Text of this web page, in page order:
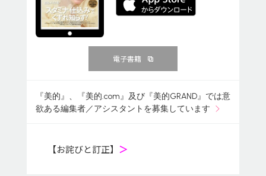
電子書籍
『美的』、『美的.com』及び『美的GRAND』では意
欲ある編集者／アシスタントを募集しています
【お詫びと訂正】 ＞